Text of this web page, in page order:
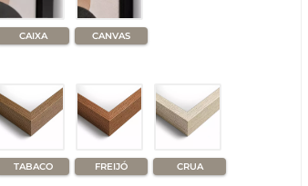
CAIXA CANVAS
TABACO FREIJÓ CRUA